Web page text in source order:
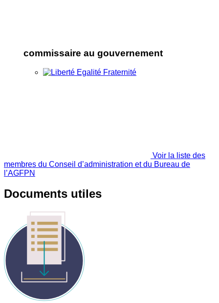
commissaire au gouvernement
Voir la liste des
membres du Conseil d’administration et du Bureau de
l’AGFPN
Documents utiles